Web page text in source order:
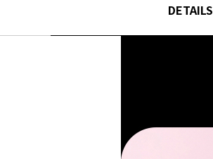
DETAILS